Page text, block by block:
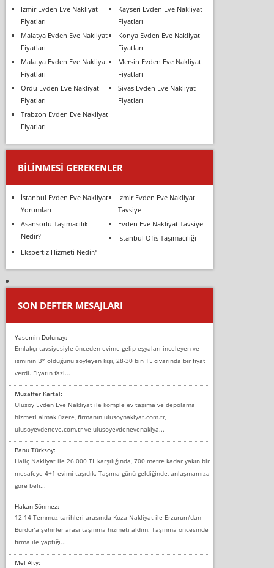
İzmir Evden Eve Nakliyat
Fiyatları
Kayseri Evden Eve Nakliyat
Fiyatları
Malatya Evden Eve Nakliyat
Fiyatları
Konya Evden Eve Nakliyat
Fiyatları
Malatya Evden Eve Nakliyat
Fiyatları
Mersin Evden Eve Nakliyat
Fiyatları
Ordu Evden Eve Nakliyat
Fiyatları
Sivas Evden Eve Nakliyat
Fiyatları
Trabzon Evden Eve Nakliyat
Fiyatları
BILINMESI GEREKENLER
İstanbul Evden Eve Nakliyat
Yorumları
İzmir Evden Eve Nakliyat
Tavsiye
Asansörlü Taşımacılık
Nedir?
Evden Eve Nakliyat Tavsiye
İstanbul Ofis Taşımacılığı
Ekspertiz Hizmeti Nedir?
SON DEFTER MESAJLARI
Yasemin Dolunay:
Emlakçı tavsiyesiyle önceden evime gelip eşyaları inceleyen ve
isminin B* olduğunu söyleyen kişi, 28-30 bin TL civarında bir fiyat
verdi. Fiyatın fazl...
Muzaffer Kartal:
Ulusoy Evden Eve Nakliyat ile komple ev taşıma ve depolama
hizmeti almak üzere, firmanın ulusoynaklyat.com.tr,
ulusoyevdeneve.com.tr ve ulusoyevdenevenaklya...
Banu Türksoy:
Haliç Nakliyat ile 26.000 TL karşılığında, 700 metre kadar yakın bir
mesafeye 4+1 evimi taşıdık. Taşıma günü geldiğinde, anlaşmamıza
göre beli...
Hakan Sönmez:
12-14 Temmuz tarihleri arasında Koza Nakliyat ile Erzurum’dan
Burdur’a şehirler arası taşınma hizmeti aldım. Taşınma öncesinde
firma ile yaptığı...
Mel Alty: